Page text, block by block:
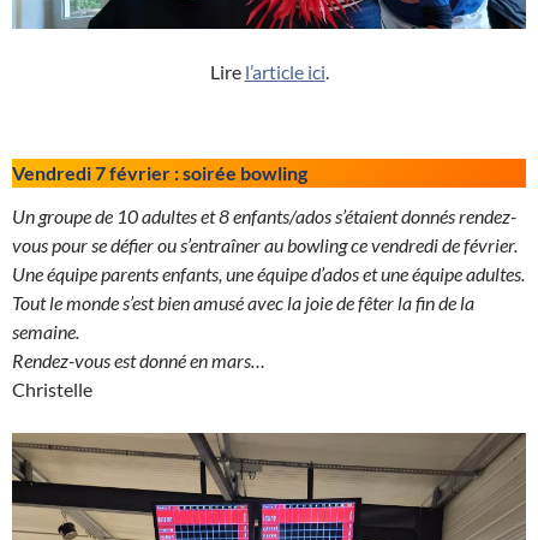
Lire l’article ici.
Vendredi 7 février : soirée bowling
Un groupe de 10 adultes et 8 enfants/ados s’étaient donnés rendez-
vous pour se défier ou s’entraîner au bowling ce vendredi de février.
Une équipe parents enfants, une équipe d’ados et une équipe adultes.
Tout le monde s’est bien amusé avec la joie de fêter la fin de la
semaine.
Rendez-vous est donné en mars…
Christelle